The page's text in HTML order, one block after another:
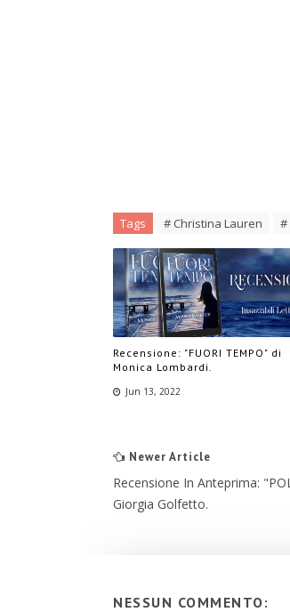
Tags # Christina Lauren #
Recensione: "FUORI TEMPO" di
Monica Lombardi.
Jun 13, 2022
Newer Article
Recensione In Anteprima:
Giorgia Golfetto.
NESSUN COMMENTO: